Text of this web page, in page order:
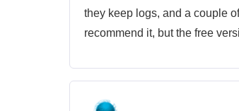
they keep logs, and a couple
recommend it, but the free